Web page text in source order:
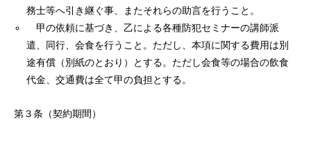
務士等へ引き継ぐ事、またそれらの助言を行うこと。
甲の依頼に基づき、乙による各種防犯セミナーの講師派
遣、同行、会食を行うこと。ただし、本項に関する費用は別
途有償（別紙のとおり）とする。ただし会食等の場合の飲食
代金、交通費は全て甲の負担とする。
第３条（契約期間）